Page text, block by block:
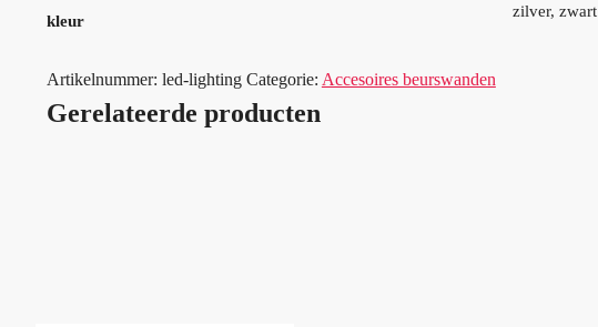
kleur
zilver, zwart
Artikelnummer: led-lighting Categorie: Accesoires beurswanden
Gerelateerde producten